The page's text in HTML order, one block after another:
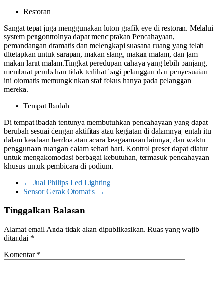
Restoran
Sangat tepat juga menggunakan luton grafik eye di restoran. Melalui
system pengontrolnya dapat menciptakan Pencahayaan,
pemandangan dramatis dan melengkapi suasana ruang yang telah
ditetapkan untuk sarapan, makan siang, makan malam, dan jam
makan larut malam.Tingkat peredupan cahaya yang lebih panjang,
membuat perubahan tidak terlihat bagi pelanggan dan penyesuaian
ini otomatis memungkinkan staf fokus hanya pada pelanggan
mereka.
Tempat Ibadah
Di tempat ibadah tentunya membutuhkan pencahayaan yang dapat
berubah sesuai dengan aktifitas atau kegiatan di dalamnya, entah itu
dalam keadaan berdoa atau acara keagaamaan lainnya, dan waktu
penggunaan ruangan dalam sehari hari. Kontrol preset dapat diatur
untuk mengakomodasi berbagai kebutuhan, termasuk pencahayaan
khusus untuk pembicara di podium.
← Jual Philips Led Lighting
Sensor Gerak Otomatis →
Tinggalkan Balasan
Alamat email Anda tidak akan dipublikasikan. Ruas yang wajib
ditandai *
Komentar *